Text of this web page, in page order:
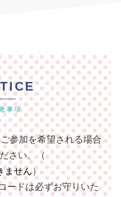
事項
参加を希望される場合
さい。（
ません）
ードは必ずお守りいた